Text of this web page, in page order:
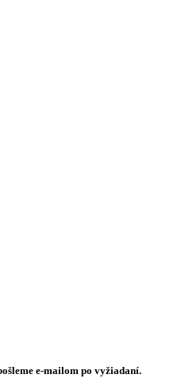
e-mailom po vyžiadaní.